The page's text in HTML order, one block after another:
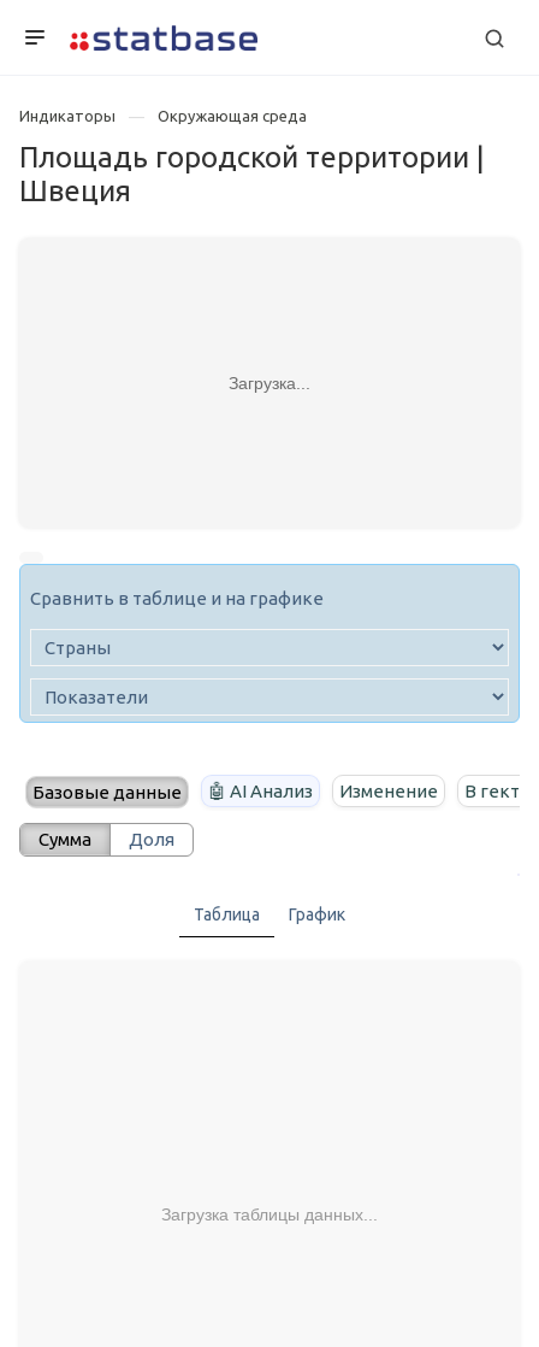
Индикаторы Окружающая среда
Площадь городской территории |
Швеция
Загрузка...
Сравнить в таблице и на графике
Базовые данные 🤖 AI Анализ Изменение В
Сумма Доля
Таблица График
Загрузка таблицы данных...